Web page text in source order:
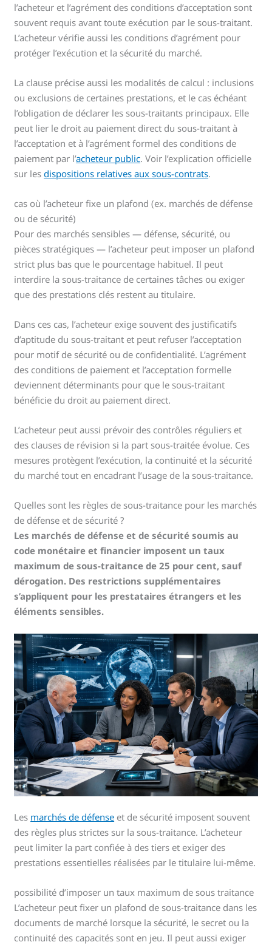
l’acheteur et l’agrément des conditions d’acceptation sont
souvent requis avant toute exécution par le sous-traitant.
L’acheteur vérifie aussi les conditions d’agrément pour
protéger l’exécution et la sécurité du marché.
La clause précise aussi les modalités de calcul : inclusions
ou exclusions de certaines prestations, et le cas échéant
l’obligation de déclarer les sous-traitants principaux. Elle
peut lier le droit au paiement direct du sous-traitant à
l’acceptation et à l’agrément formel des conditions de
paiement par l’acheteur public. Voir l’explication officielle
sur lesdispositions relatives aux sous-contrats.
cas où l’acheteur fixe un plafond (ex. marchés de défense
ou de sécurité)
Pour des marchés sensibles — défense, sécurité, ou
pièces stratégiques — l’acheteur peut imposer un plafond
strict plus bas que le pourcentage habituel. Il peut
interdire la sous-traitance de certaines tâches ou exiger
que des prestations clés restent au titulaire.
Dans ces cas, l’acheteur exige souvent des justificatifs
d’aptitude du sous-traitant et peut refuser l’acceptation
pour motif de sécurité ou de confidentialité. L’agrément
des conditions de paiement et l’acceptation formelle
deviennent déterminants pour que le sous-traitant
bénéficie du droit au paiement direct.
L’acheteur peut aussi prévoir des contrôles réguliers et
des clauses de révision si la part sous-traitée évolue. Ces
mesures protègent l’exécution, la continuité et la sécurité
du marché tout en encadrant l’usage de la sous-traitance.
Quelles sont les règles de sous-traitance pour les marchés
de défense et de sécurité ?
Les marchés de défense et de sécurité soumis au
code monétaire et financier imposent un taux
maximum de sous-traitance de 25 pour cent, sauf
dérogation. Des restrictions supplémentaires
s’appliquent pour les prestataires étrangers et les
éléments sensibles.
Les marchés de défense et de sécurité imposent souvent
des règles plus strictes sur la sous-traitance. L’acheteur
peut limiter la part confiée à des tiers et exiger des
prestations essentielles réalisées par le titulaire lui-même.
possibilité d’imposer un taux maximum de sous traitance
L’acheteur peut fixer un plafond de sous-traitance dans les
documents de marché lorsque la sécurité, le secret ou la
continuité des capacités sont en jeu. Il peut aussi exiger